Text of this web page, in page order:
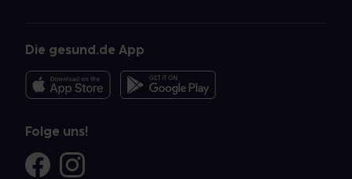
Die gesund.de App
Folge uns!